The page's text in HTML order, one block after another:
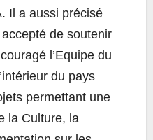
Il a aussi précisé
de soutenir
l’Equipe du
du pays
permettant une
la Culture, la